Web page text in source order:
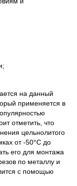
на данный
применяется в
отметить, что
цельнолитого
от -50°С до
его для монтажа
по металлу и
с помощью